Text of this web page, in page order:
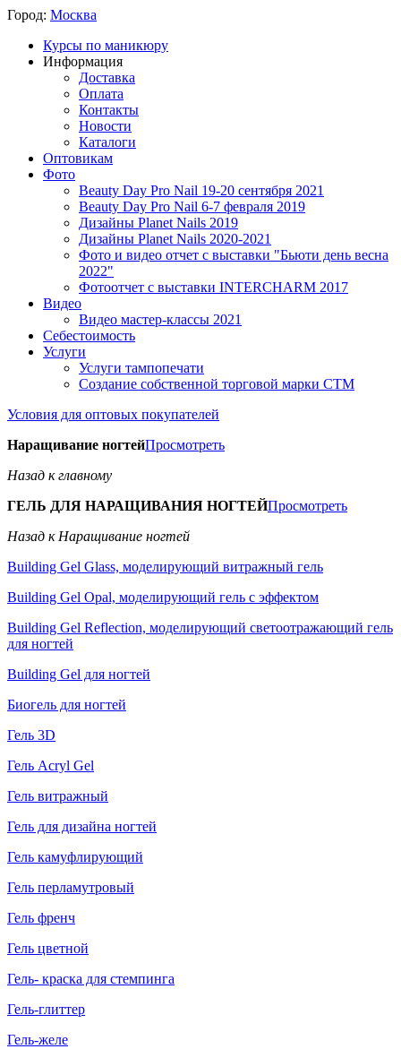
Город: Москва
Курсы по маникюру
Информация
Доставка
Оплата
Контакты
Новости
Каталоги
Оптовикам
Фото
Beauty Day Pro Nail 19-20 сентября 2021
Beauty Day Pro Nail 6-7 февраля 2019
Дизайны Planet Nails 2019
Дизайны Planet Nails 2020-2021
Фото и видео отчет с выставки "Бьюти день весна
2022"
Фотоотчет с выставки INTERCHARM 2017
Видео
Видео мастер-классы 2021
Себестоимость
Услуги
Услуги тампопечати
Создание собственной торговой марки СТМ
Условия для оптовых покупателей
Наращивание ногтейПросмотреть
Назад к главному
ГЕЛЬ ДЛЯ НАРАЩИВАНИЯ НОГТЕЙПросмотреть
Назад к Наращивание ногтей
Building Gel Glass, моделирующий витражный гель
Building Gel Opal, моделирующий гель с эффектом
Building Gel Reflection, моделирующий светоотражающий гель
для ногтей
Building Gel для ногтей
Биогель для ногтей
Гель 3D
Гель Acryl Gel
Гель витражный
Гель для дизайна ногтей
Гель камуфлирующий
Гель перламутровый
Гель френч
Гель цветной
Гель- краска для стемпинга
Гель-глиттер
Гель-желе